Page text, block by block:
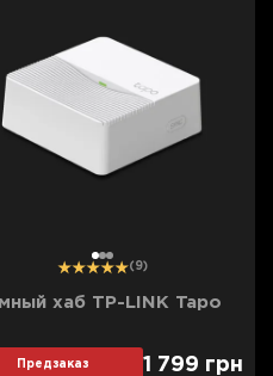
12 3 (9)
хаб TP-LINK Tapo
Предзаказ 1 799 грн